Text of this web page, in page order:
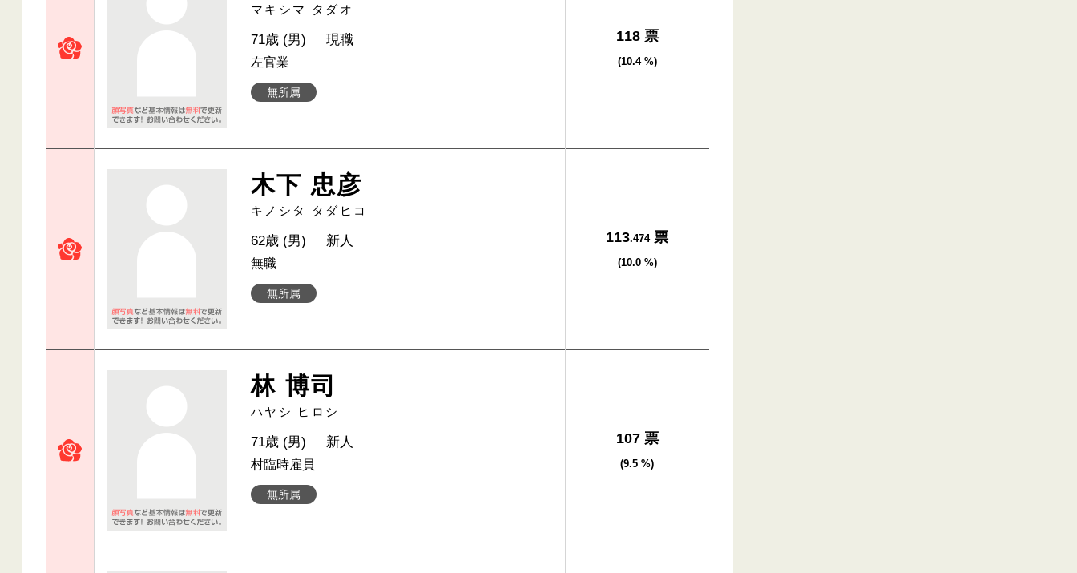
マキシマ タダオ
無所属
71歳 (男) 現職
左官業
118 票
(10.4 %)
木下 忠彦
キノシタ タダヒコ
無所属
62歳 (男) 新人
無職
113.474票
(10.0 %)
林 博司
ハヤシ ヒロシ
無所属
71歳 (男) 新人
村臨時雇員
107 票
(9.5 %)